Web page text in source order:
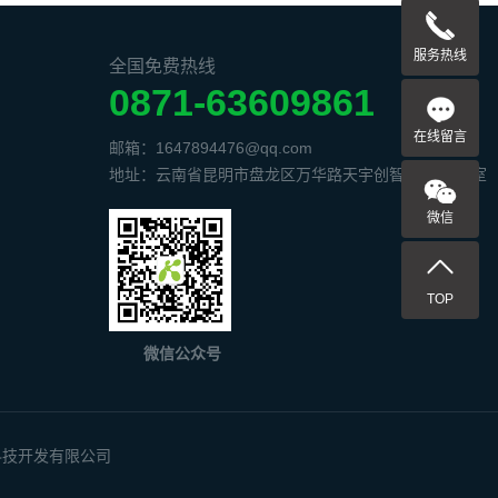
全国免费热线
0871-63609861
邮箱：1647894476@qq.com
地址：云南省昆明市盘龙区万华路天宇创智中心1506室
微信公众号
开发有限公司
服务热线
在线留言
微信
TOP